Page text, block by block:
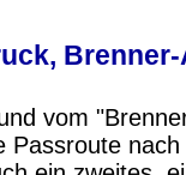
vom
Passroute